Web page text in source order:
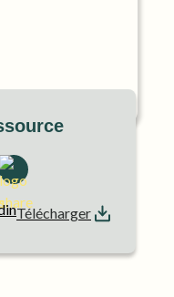
Télécharger